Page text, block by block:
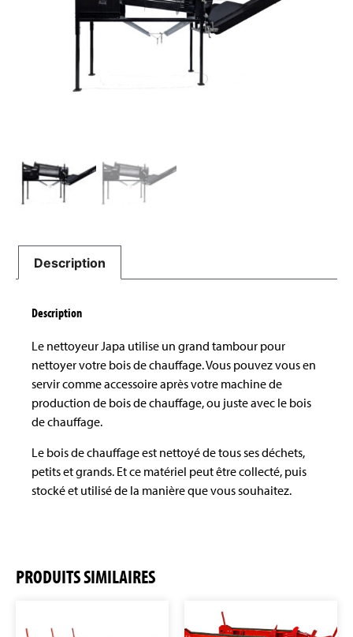
Description
Description
Le nettoyeur Japa utilise un grand tambour pour
nettoyer votre bois de chauffage. Vous pouvez vous en
servir comme accessoire après votre machine de
production de bois de chauffage, ou juste avec le bois
de chauffage.
Le bois de chauffage est nettoyé de tous ses déchets,
petits et grands. Et ce matériel peut être collecté, puis
stocké et utilisé de la manière que vous souhaitez.
PRODUITS SIMILAIRES